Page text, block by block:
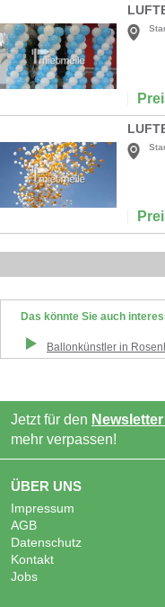
Das könnte Sie auch
Ballonkünstler in
Jetzt für den
mehr verpassen!
ÜBER UNS
Impressum
AGB
Datenschutz
Kontakt
Jobs